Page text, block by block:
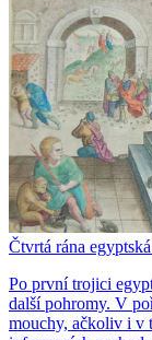
Čtvrtá rána
Po první trojici
další pohromy. V
mouchy, ačkoliv i v